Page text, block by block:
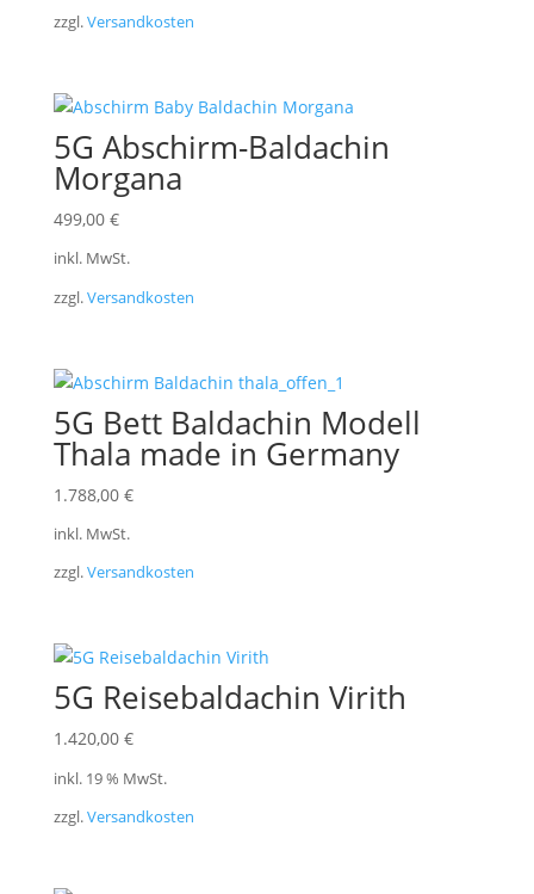
zzgl.Versandkosten
5G Abschirm-Baldachin
Morgana
499,00 €
inkl. MwSt.
zzgl.Versandkosten
5G Bett Baldachin Modell
Thala made in Germany
1.788,00 €
inkl. MwSt.
zzgl.Versandkosten
5G Reisebaldachin Virith
1.420,00 €
inkl. 19 % MwSt.
zzgl.Versandkosten